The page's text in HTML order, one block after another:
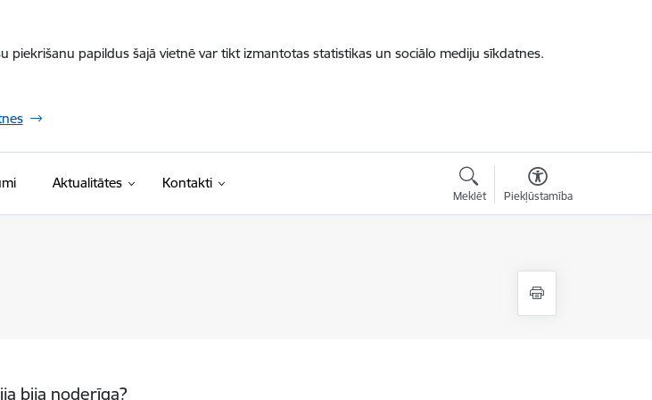
papildus šajā vietnē var tikt izmantotas statistikas un sociālo mediju sīkdatnes.
Aktualitātes Kontakti
Meklēt Piekļūstamība
bija noderīga?